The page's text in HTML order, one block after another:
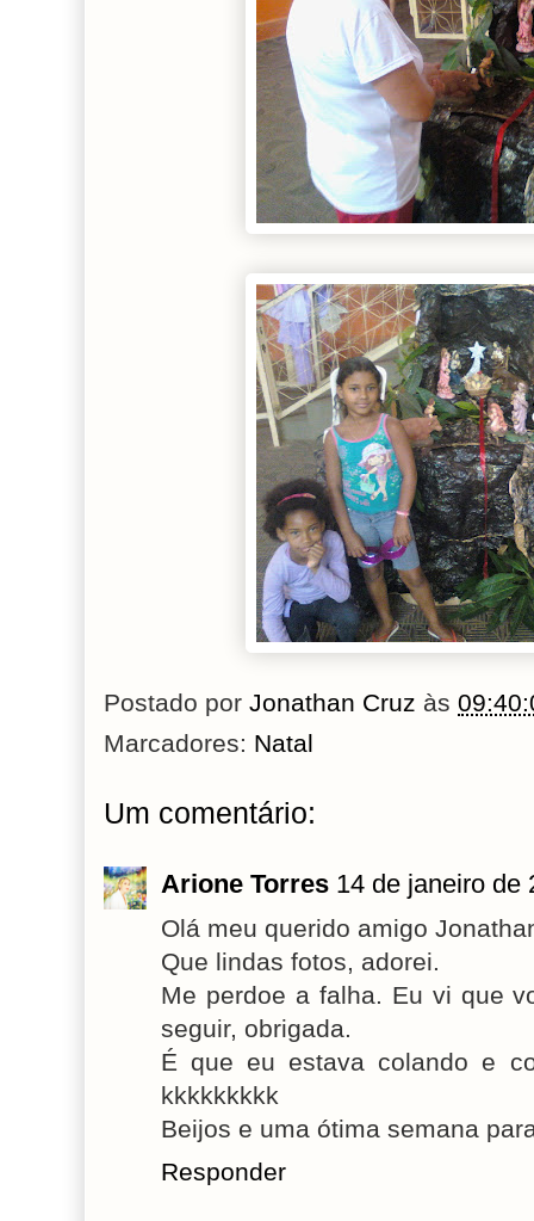
Postado por Jonathan Cruz às
Marcadores: Natal
Um comentário:
Arione Torres 14 de janeiro de
Olá meu querido amigo
Que lindas fotos, adorei.
Me perdoe a falha. Eu vi que
seguir, obrigada.
É que eu estava colando e
kkkkkkkkk
Beijos e uma ótima semana
Responder